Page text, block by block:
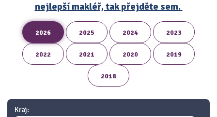
nejlepší makléř, tak přejděte sem.
2026 2025 2024 2023
2022 2021 2020 2019
2018
Kraj: